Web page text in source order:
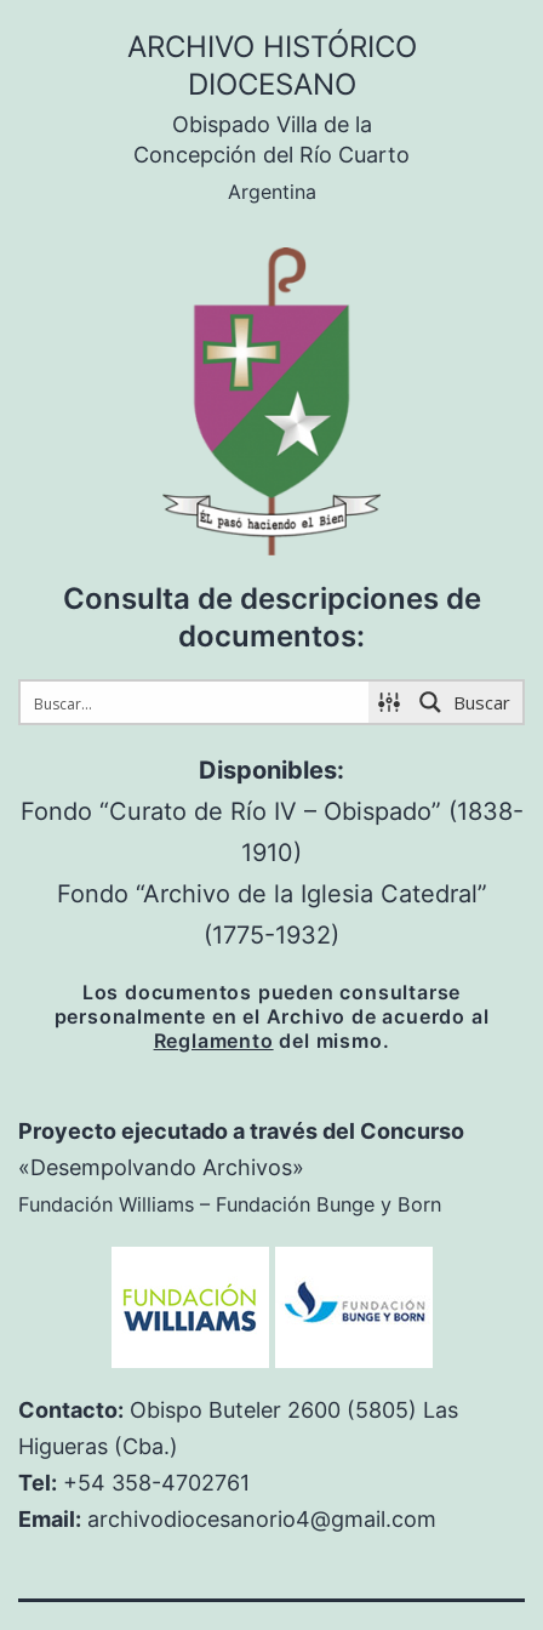
ARCHIVO HISTÓRICO
DIOCESANO
Obispado Villa de la
Concepción del Río Cuarto
Argentina
Consulta de descripciones de
documentos:
Buscar
Disponibles:
Fondo “Curato de Río IV – Obispado” (1838-
1910)
Fondo “Archivo de la Iglesia Catedral”
(1775-1932)
Los documentos pueden consultarse
personalmente en el Archivo de acuerdo al
Reglamento del mismo.
Proyecto ejecutado a través del Concurso
«Desempolvando Archivos»
Fundación Williams – Fundación Bunge y Born
Contacto: Obispo Buteler 2600 (5805) Las
Higueras (Cba.)
Tel: +54 358-4702761
Email: archivodiocesanorio4@gmail.com